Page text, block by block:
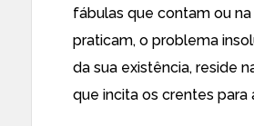
fábulas que contam ou
praticam, o problema
da sua existência, reside
que incita os crentes para